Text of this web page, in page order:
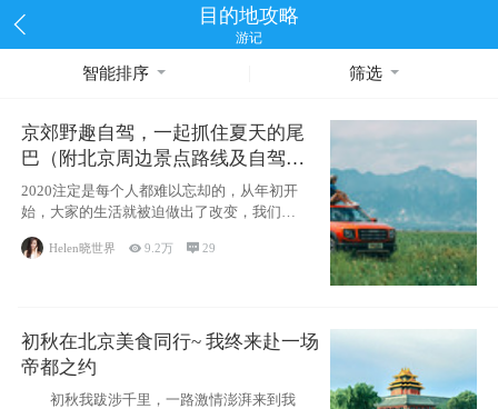
目的地攻略
游记
智能排序 筛选
京郊野趣自驾，一起抓住夏天的尾
巴（附北京周边景点路线及自驾攻
略）
2020注定是每个人都难以忘却的，从年初开
始，大家的生活就被迫做出了改变，我们也
不例外。本来双双辞职是为
Helen晓世界 9.2万 29
初秋在北京美食同行~ 我终来赴一场
帝都之约
初秋我跋涉千里，一路激情澎湃来到我